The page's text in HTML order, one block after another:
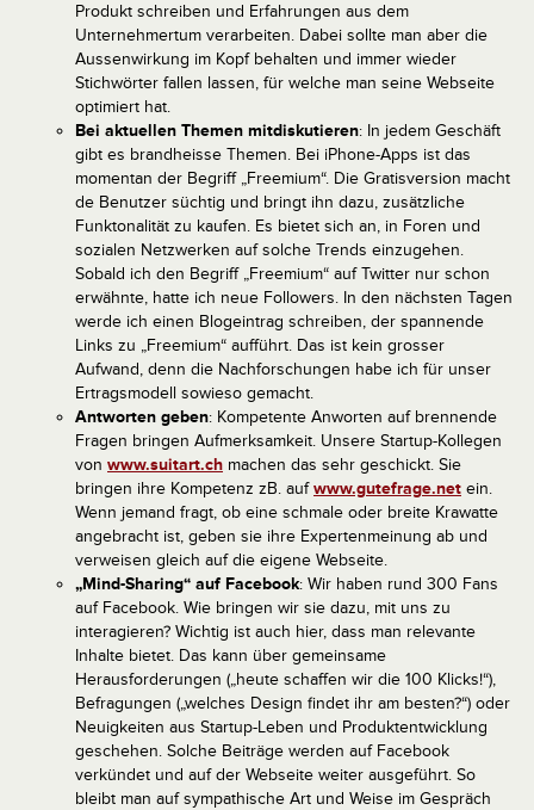
Produkt schreiben und Erfahrungen aus dem
Unternehmertum verarbeiten. Dabei sollte man aber die
Aussenwirkung im Kopf behalten und immer wieder
Stichwörter fallen lassen, für welche man seine Webseite
optimiert hat.
Bei aktuellen Themen mitdiskutieren: In jedem Geschäft
gibt es brandheisse Themen. Bei iPhone-Apps ist das
momentan der Begriff „Freemium“. Die Gratisversion macht
de Benutzer süchtig und bringt ihn dazu, zusätzliche
Funktonalität zu kaufen. Es bietet sich an, in Foren und
sozialen Netzwerken auf solche Trends einzugehen.
Sobald ich den Begriff „Freemium“ auf Twitter nur schon
erwähnte, hatte ich neue Followers. In den nächsten Tagen
werde ich einen Blogeintrag schreiben, der spannende
Links zu „Freemium“ aufführt. Das ist kein grosser
Aufwand, denn die Nachforschungen habe ich für unser
Ertragsmodell sowieso gemacht.
Antworten geben: Kompetente Anworten auf brennende
Fragen bringen Aufmerksamkeit. Unsere Startup-Kollegen
von www.suitart.ch machen das sehr geschickt. Sie
bringen ihre Kompetenz zB. aufwww.gutefrage.net ein.
Wenn jemand fragt, ob eine schmale oder breite Krawatte
angebracht ist, geben sie ihre Expertenmeinung ab und
verweisen gleich auf die eigene Webseite.
„Mind-Sharing“ auf Facebook: Wir haben rund 300 Fans
auf Facebook. Wie bringen wir sie dazu, mit uns zu
interagieren? Wichtig ist auch hier, dass man relevante
Inhalte bietet. Das kann über gemeinsame
Herausforderungen („heute schaffen wir die 100 Klicks!“),
Befragungen („welches Design findet ihr am besten?“) oder
Neuigkeiten aus Startup-Leben und Produktentwicklung
geschehen. Solche Beiträge werden auf Facebook
verkündet und auf der Webseite weiter ausgeführt. So
bleibt man auf sympathische Art und Weise im Gespräch